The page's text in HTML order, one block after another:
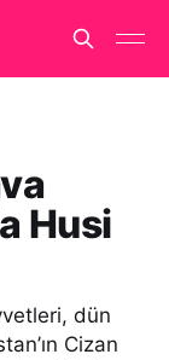
Husi
dün
Cizan